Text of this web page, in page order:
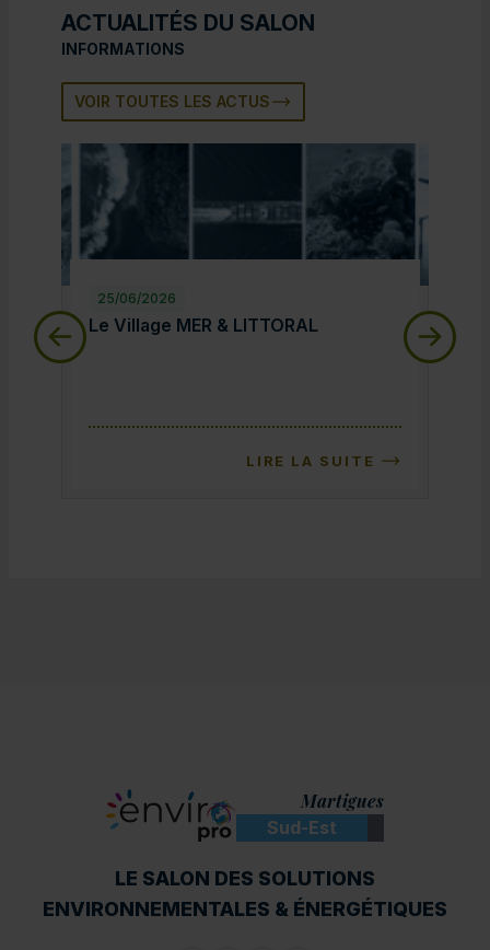
ACTUALITÉS DU SALON
INFORMATIONS
VOIR TOUTES LES ACTUS
25/06/2026
Le Village MER & LITTORAL
Le Village MER & LITTORAL
LIRE LA SUITE
Martigues
Sud-Est
LE SALON DES SOLUTIONS
ENVIRONNEMENTALES & ÉNERGÉTIQUES